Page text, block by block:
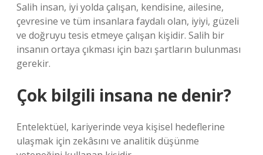
Salih insan, iyi yolda çalışan, kendisine, ailesine,
çevresine ve tüm insanlara faydalı olan, iyiyi, güzeli
ve doğruyu tesis etmeye çalışan kişidir. Salih bir
insanın ortaya çıkması için bazı şartların bulunması
gerekir.
Çok bilgili insana ne denir?
Entelektüel, kariyerinde veya kişisel hedeflerine
ulaşmak için zekâsını ve analitik düşünme